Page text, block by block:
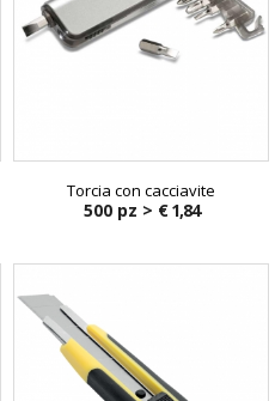
Torcia con cacciavite
500 pz > € 1,84